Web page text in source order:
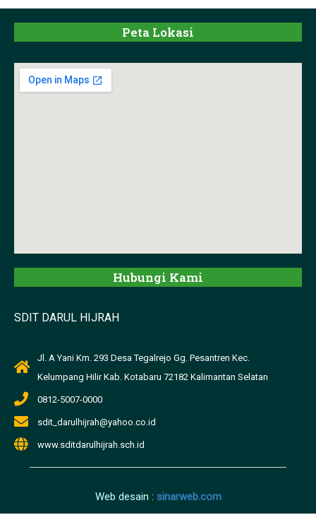
Peta Lokasi
Hubungi Kami
SDIT DARUL HIJRAH
Jl. A Yani Km. 293 Desa Tegalrejo Gg. Pesantren Kec.
Kelumpang Hilir Kab. Kotabaru 72182 Kalimantan Selatan
0812-5007-0000
sdit_darulhijrah@yahoo.co.id
www.sditdarulhijrah.sch.id
Web desain : sinarweb.com